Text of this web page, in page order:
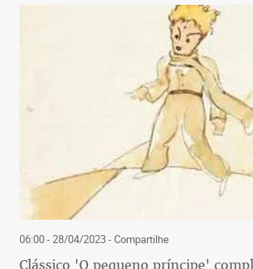
06:00 - 28/04/2023- Compartilhe
Clássico 'O pequeno príncipe'